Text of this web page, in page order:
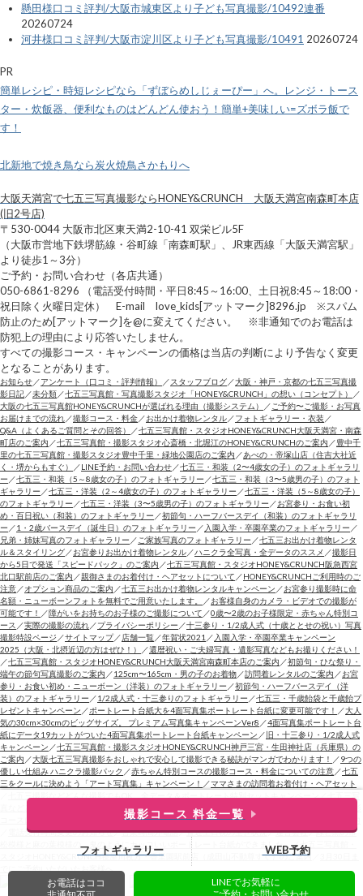
撮影コース 料金一覧
フォトギャラリー WEB予約
お電話はココ
LINEでお気軽に
ご予約・お問い合わせ
懸田様口コミ評判/大阪市城東区より子ども写真撮影/10492連番
20260724
河井様口コミ評判/大阪市淀川区より子ども写真撮影/10491 20260724
PR
簡単レシピ・時短レシピなら「ずぼらめしじぇーぴー」へ。レンジ・トース
ター・炊飯器、便利なものはどんどん使おう！簡単+美味しい=ズボラ飯で
す！
北新地で焼き鳥なら炭火焼鳥さかもりへ
大阪天満宮で七五三写真撮影ならHONEY&CRUNCH 大阪天満宮南森町本店
(旧2号店)
〒530-0044 大阪市北区東天満2-10-41 双栄ビル5F
（大阪市営地下鉄堺筋線・谷町線「南森町駅」、JR東西線「大阪天満宮駅」
より徒歩1～3分）
ご予約・お問い合わせ（各店共通）
050-6861-8296 （電話受付時間・平日8:45～16:00、土日祝8:45～18:00・
祝日除く火曜日定休） E-mail love_kids[アットマーク]8296.jp ※スパム
防止のため[アットマーク]を@に変えてください。 ※非通知でのお電話は
防犯上の理由により応答いたしません。
すべての撮影コース・キャンペーンの価格は当店の判断により予告なく変更
となることがあります。
お知らせ ／アンケート（口コミ・評判情報） ／スタッフブログ ／大阪・神戸・京都の七五三写真撮
影日記 ／未分類 ／七五三写真館・写真撮影スタジオ「HONEY&CRUNCH」の想い（コンセプト）
／
大阪の七五三写真館HONEY&CRUNCHが選ばれる理由（撮影システム）
／ ご予約〜ご撮影・お写真
お届けまでの流れ ／撮影コース・料金 ／お出かけ着物レンタル ／フォトギャラリー・衣装 ／
Q&A（よくあるご質問とその回答）
／七五三写真館・スタジオHONEY&CRUNCH大阪天満宮・南森
町店のご案内 ／七五三写真館・撮影スタジオ心斎橋・北堀江のHONEY&CRUNCHのご案内 ／豊中千
里の七五三写真館・撮影スタジオ豊中千里・緑地公園店のご案内 ／あべの・帝塚山店（住吉大社近
く・堺からもすぐ）
／LINE予約・お問い合わせ ／七五三・和装（2〜4歳女の子）のフォトギャラリ
ー ／七五三・和装（5～8歳女の子）のフォトギャラリー ／七五三・和装（3〜5歳男の子）のフォト
ギャラリー ／七五三・洋装（2～4歳女の子）のフォトギャラリー ／七五三・洋装（5～8歳女の子）
のフォトギャラリー ／七五三・洋装（3〜5歳男の子）のフォトギャラリー ／お宮参り・お食い初
め・百日祝い（和装）のフォトギャラリー ／初節句・ハーフバースデイ（和装）のフォトギャラリ
ー ／1・2歳バースデイ（誕生日）のフォトギャラリー ／ 入園入学・卒園卒業のフォトギャラリー ／
兄弟・姉妹写真のフォトギャラリー ／ ご家族写真のフォトギャラリー ／七五三お出かけ着物レンタ
ル＆スタイリング ／お宮参りお出かけ着物レンタル ／ハニクラ全写真・全データのススメ ／撮影日
から5日で発送「スピードパック」のご案内 ／七五三写真館・スタジオHONEY&CRUNCH阪急西宮
北口駅前店のご案内 ／親御さまのお着付け・ヘアセットについて ／HONEY&CRUNCHご利用時のご
注意 ／オプション商品のご案内 ／七五三お出かけ着物レンタルキャンペーン ／お宮参り撮影時に命
名額・ニューボーンフォトを無料でご用意いたします。
／お客様自身のカメラ・ビデオでの撮影が
可能です！ ／障がいをお持ちのお子様のご撮影について ／0歳〜2歳のお子様限定・赤ちゃん特別コ
ース ／実際の撮影の流れ ／プライバシーポリシー ／十三参り・1/2成人式（十歳ととせの祝い）写真
撮影特設ページ ／サイトマップ／店舗一覧 ／年賀状2021 ／ 入園入学・卒園卒業キャンペーン
2025（大阪・北摂近辺の方はぜひ！）
／還暦祝い・ご夫婦写真・遺影写真などもお撮りください！
／七五三写真館・スタジオHONEY&CRUNCH大阪天満宮南森町本店のご案内 ／初節句・ひな祭り・
端午の節句写真撮影のご案内 ／125cm〜165cm・男の子のお着物 ／訪問着レンタルのご案内 ／お宮
参り・お食い初め・ニューボーン（洋装）のフォトギャラリー ／初節句・ハーフバースデイ（洋
装）のフォトギャラリー ／1/2成人式・十三参りのフォトギャラリー ／七五三・千歳飴袋と千歳飴プ
レゼントキャンペーン ／ポートレート台紙大を4面写真集ポートレート台紙に変更可能です！ ／大人
気の30cm×30cmのビッグサイズ。 プレミアム写真集キャンペーンVer8 ／4面写真集ポートレート台
紙にデータ19カットがついた4面写真集ポートレート台紙キャンペーン ／旧・十三参り・1/2成人式
キャンペーン ／七五三写真館・撮影スタジオHONEY&CRUNCH神戸三宮・生田神社店（兵庫県）の
ご案内 ／大阪七五三写真撮影をおしゃれで安心して撮影できる秘訣がマンガでわかります！ ／9つの
優しい仕組み ハニクラ撮影パック ／赤ちゃん特別コースの撮影コース・料金についての注意 ／七五
三をクールに決めよう「アート写真集」キャンペーン！ ／ママさまの訪問着お着付け・ヘアセット
真などどんな撮影でもOK。 ハニクラ1番人気フルセットキャンペーン2026
高槻茨木の七五三写真館・スタジオHONEY&CRUNCH高槻茨木店のご案内
電話受付時間変更のお知らせ／営業時間外電話／直近土日祝の空き状況／運営会社／緑と黒の市
松模様と麻の葉模様の、鬼のようにカッコいいポートレート台紙ができました。／ 七五三写真館・
スタジオHONEY&CRUNCH寝屋川枚方・香里園駅前店（成田山不動尊すぐ）のご案内